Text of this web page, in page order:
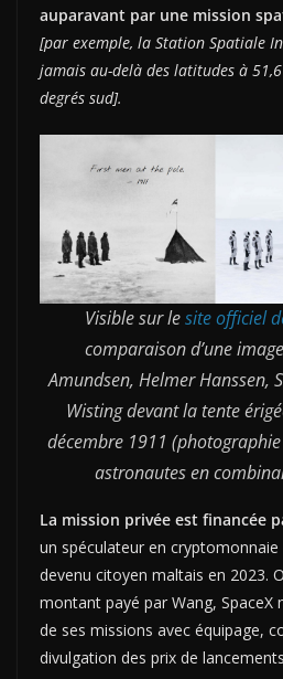
auparavant par une mission
[par exemple, la Station Spatiale
jamais au-delà des latitudes à
degrés sud].
Visible sur lesite officiel
comparaison d’une
Amundsen, Helmer Hanssen,
Wisting devant la tente
décembre 1911
astronautes en
La mission privée est financée
un spéculateur en cryptomonnaie
devenu citoyen maltais en 2023.
montant payé par Wang, SpaceX
de ses missions avec équipage,
divulgation des prix de